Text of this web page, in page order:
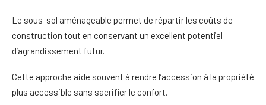
Le sous-sol aménageable permet de répartir les coûts de
construction tout en conservant un excellent potentiel
d’agrandissement futur.
Cette approche aide souvent à rendre l’accession à la propriété
plus accessible sans sacrifier le confort.